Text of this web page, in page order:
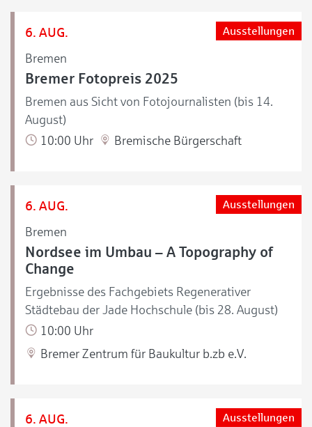
6. AUG.
Bremen
Ausstellungen
Bremer Fotopreis 2025
Bremen aus Sicht von Fotojournalisten (bis 14.
August)
10:00 Uhr
Bremische Bürgerschaft
6. AUG.
Bremen
Ausstellungen
Nordsee im Umbau – A Topography of
Change
Ergebnisse des Fachgebiets Regenerativer
Städtebau der Jade Hochschule (bis 28. August)
10:00 Uhr
Bremer Zentrum für Baukultur b.zb e.V.
6. AUG. Ausstellungen